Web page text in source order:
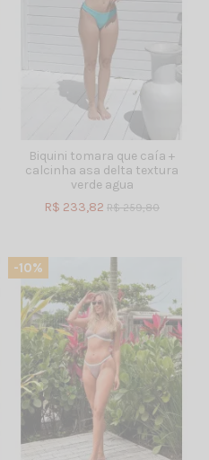
Biquini tomara que caía +
calcinha asa delta textura
verde agua
R$ 233,82 R$ 259,80
-10%